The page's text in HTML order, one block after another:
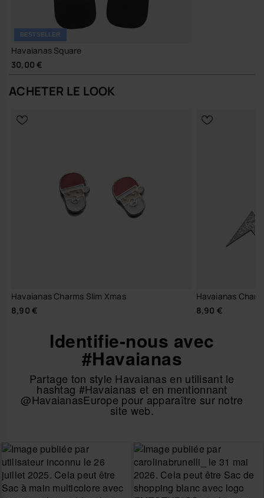
Achète en ligne sur www.havaianas-store.com, la boutique officielle
Havaianas en France, et fais passer ton style au niveau supérieur.
BESTSELLER
Havaianas Square
30,00 €
ACHETER LE LOOK
Havaianas Charms Slim Xmas
8,90 €
Havaianas
8,90 €
Identifie-nous avec
#Havaianas
Partage ton style Havaianas en utilisant le
hashtag #Havaianas et en mentionnant
@HavaianasEurope pour apparaître sur notre
site web.